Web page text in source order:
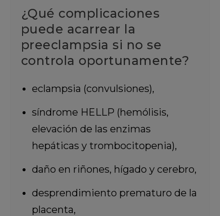
¿Qué complicaciones
puede acarrear la
preeclampsia si no se
controla oportunamente?
eclampsia (convulsiones),
síndrome HELLP (hemólisis,
elevación de las enzimas
hepáticas y trombocitopenia),
daño en riñones, hígado y cerebro,
desprendimiento prematuro de la
placenta,